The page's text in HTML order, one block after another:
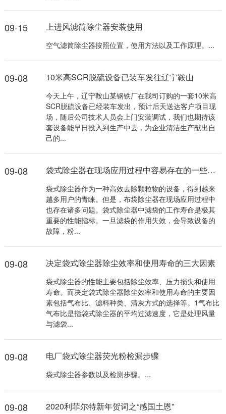
09-15 上进风滤筒除尘器安装使用
空气滤筒除尘器按照位置，使用方法以及工作原理。...
09-08 10米高SCR脱硫设备已装车发往辽宁鞍山
今天上午，辽宁鞍山某钢铁厂在我司订购的一套10米高
SCR脱硫设备已经装车发出，预计后天送达客户项目现
场，随后公司技术人员会上门安装调试，我们也期待该
套设备能早日投入到生产中去，为企业清洁生产献出自
己的...
09-08 袋式除尘器在现场应用过程中容易存在的一些问题
袋式除尘器作为一种高效去除颗粒物的设备，得到越来
越多用户的青睐。但是，布袋除尘器在现场应用过程中
也存在诸多问题。袋式除尘器中滤袋的工作寿命是极其
重要的性能指标。一旦滤袋的作用失效，会导致设备的
故障，粉...
09-08 决定袋式除尘器除尘效率和使用寿命的三大因素
袋式除尘器的性能主要包括除尘效率、压力损失和使用
寿命。而决定袋式除尘器除尘效率和使用寿命的主要因
素包括气布比、滤料种类、清灰方式的选择等。1气布比
气布比是指袋式除尘器的平均过滤速度，它是处理风量
与滤袋...
09-08 电厂袋式除尘器荧光粉检漏步骤
袋式除尘器参数以及检测步骤。...
09-08 2020利菲尔特新年贺词之“感国土恩”